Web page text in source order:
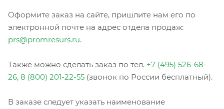
Оформите заказ на сайте, пришлите нам его по
электронной почте на адрес отдела продаж:
prs@promresurs.ru.
Также можно сделать заказ по тел. +7 (495) 526-68-
26, 8 (800) 201-22-55 (звонок по России бесплатный).
В заказе следует указать наименование